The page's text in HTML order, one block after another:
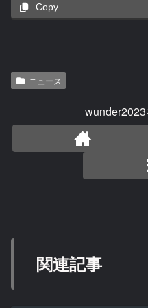
Copy
ニュース
関連記事